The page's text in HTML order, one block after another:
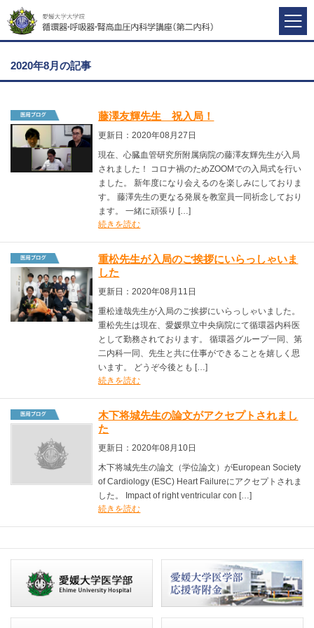
2020年8月の記事
藤澤友輝先生 祝入局！
更新日：2020年08月27日
現在、心臓血管研究所附属病院の藤澤友輝先生が入局
されました！ コロナ禍のためZOOMでの入局式を行い
ました。 新年度になり会えるのを楽しみにしておりま
す。 藤澤先生の更なる発展を教室員一同祈念しており
ます。 一緒に頑張り […]
続きを読む
重松先生が入局のご挨拶にいらっしゃいま
した
更新日：2020年08月11日
重松達哉先生が入局のご挨拶にいらっしゃいました。
重松先生は現在、愛媛県立中央病院にて循環器内科医
として勤務されております。 循環器グループ一同、第
二内科一同、先生と共に仕事ができることを嬉しく思
います。 どうぞ今後とも […]
続きを読む
木下将城先生の論文がアクセプトされまし
た
更新日：2020年08月10日
木下将城先生の論文（学位論文）がEuropean Society
of Cardiology (ESC) Heart Failureにアクセプトされま
した。 Impact of right ventricular con […]
続きを読む